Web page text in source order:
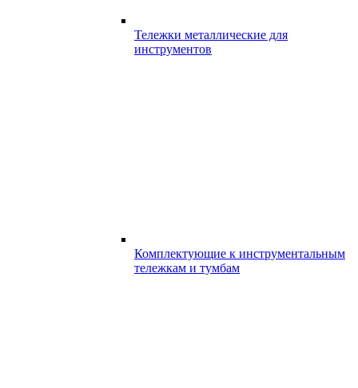
Тележки металлические для
инструментов
Комплектующие к инструментальным
тележкам и тумбам